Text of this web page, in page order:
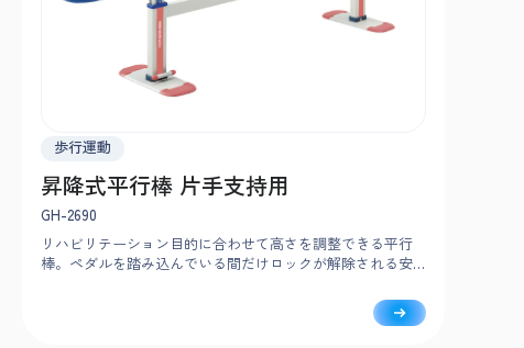
歩行運動
昇降式平行棒 片手支持用
GH-2690
リハビリテーション目的に合わせて高さを調整できる平行
棒。ペダルを踏み込んでいる間だけロックが解除される安